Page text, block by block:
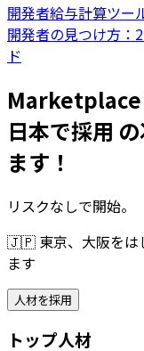
開発者給与計算ツー
開発者の見つけ方：
ド
日本で採用
ます！
リスクなしで開始。
🇯🇵 東京、大阪を
ます
人材を採用
トップ人材